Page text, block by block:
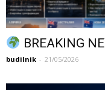
BREAKING
budilnik - 21/05/2026